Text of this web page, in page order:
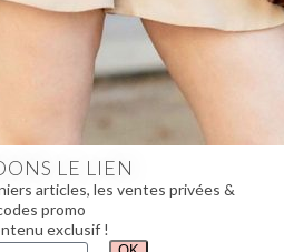
LE LIEN
articles, les ventes privées &
promo
exclusif !